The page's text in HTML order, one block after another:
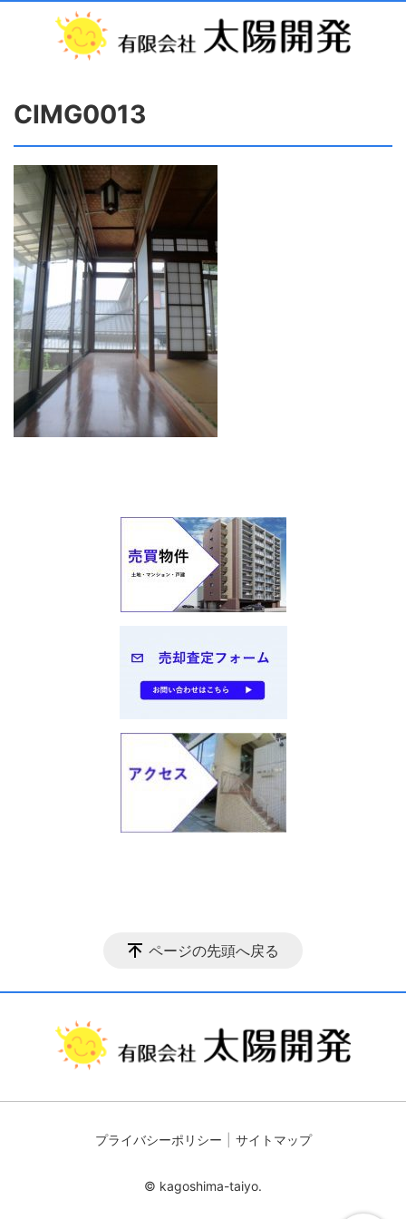
CIMG0013
ページの先頭へ戻る
プライバシーポリシー サイトマップ
© kagoshima-taiyo.